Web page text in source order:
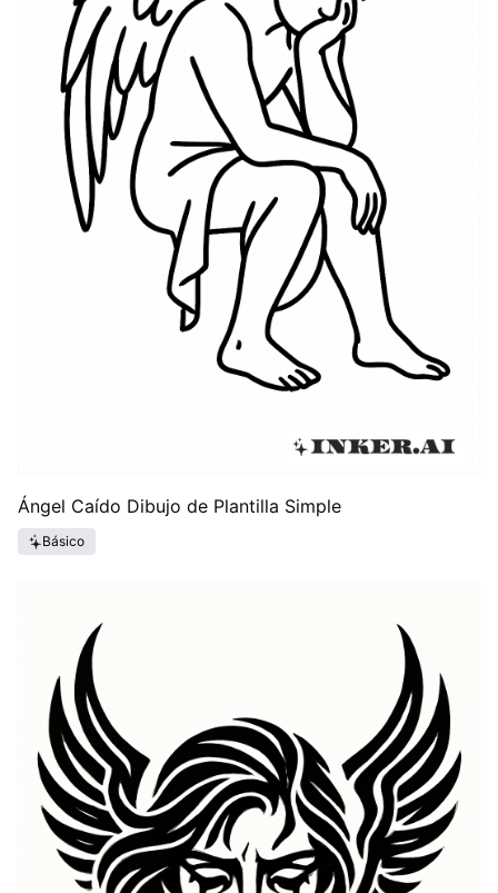
Ángel Caído Dibujo de Plantilla Simple
Básico